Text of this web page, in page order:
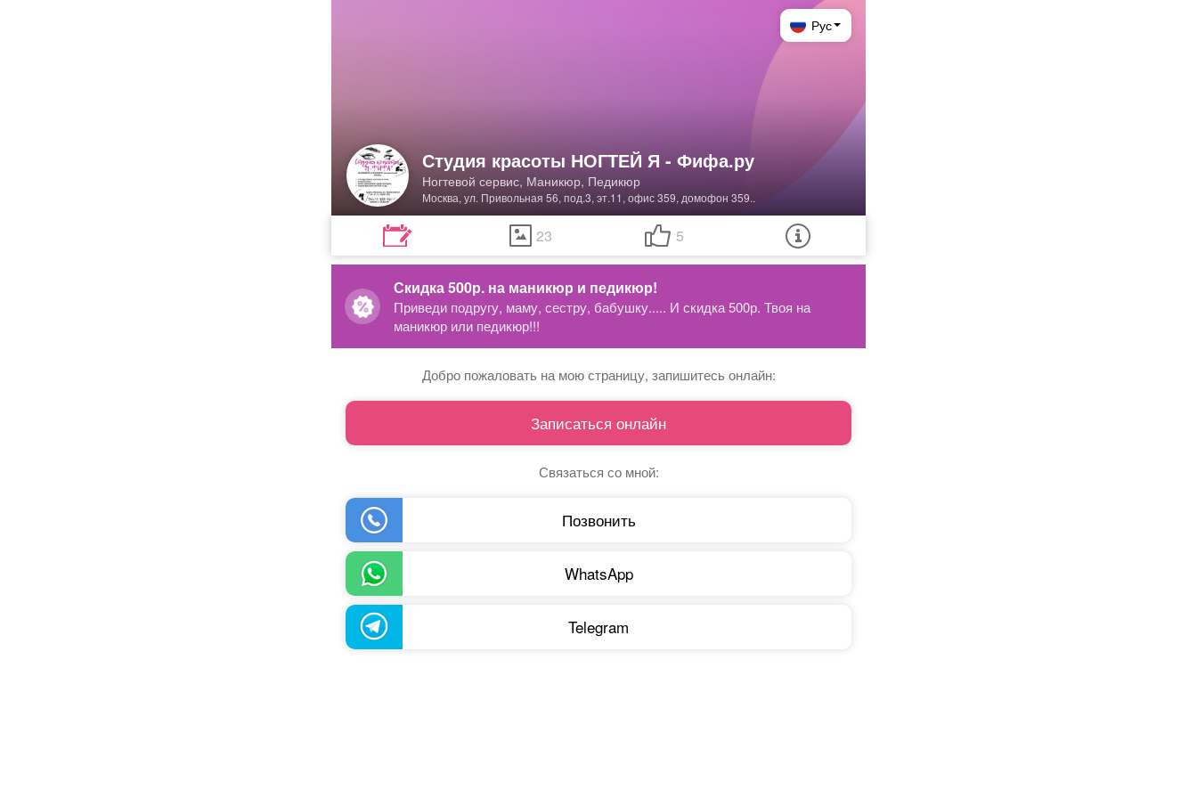
Рус
Студия красоты НОГТЕЙ Я - Фифа.ру
Ногтевой сервис, Маникюр, Педикюр
Москва, ул. Привольная 56, под.3, эт.11, офис 359, домофон 359..
23 5
Скидка 500р. на маникюр и педикюр!
Приведи подругу, маму, сестру, бабушку..... И скидка 500р. Твоя на
маникюр или педикюр!!!
Добро пожаловать на мою страницу, запишитесь онлайн:
Записаться онлайн
Связаться со мной:
Позвонить
WhatsApp
Telegram